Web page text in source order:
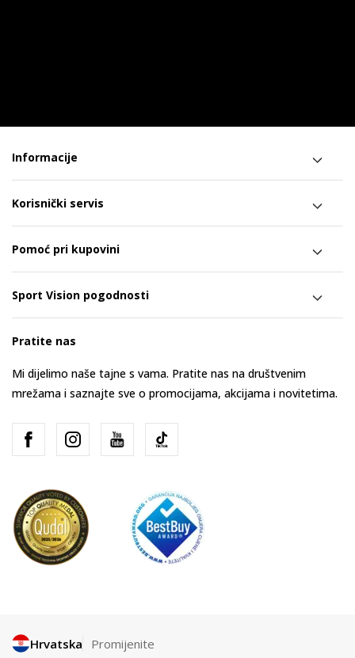
Informacije
Korisnički servis
Pomoć pri kupovini
Sport Vision pogodnosti
Pratite nas
Mi dijelimo naše tajne s vama. Pratite nas na društvenim
mrežama i saznajte sve o promocijama, akcijama i novitetima.
Hrvatska Promijenite